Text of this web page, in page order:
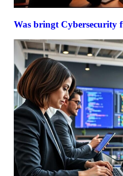
Was bringt Cybersecurity